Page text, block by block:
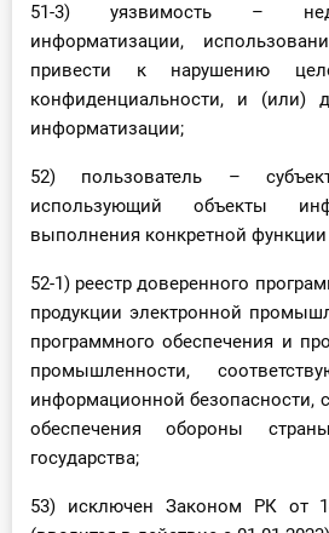
51-3) уязвимость –
информатизации,
привести к нарушению
конфиденциальности, и (или)
информатизации;
52) пользователь –
использующий объекты
выполнения конкретной
52-1) реестр доверенного
продукции электронной
программного обеспечения и
промышленности,
информационной безопасности,
обеспечения обороны
государства;
53) исключен Законом РК от